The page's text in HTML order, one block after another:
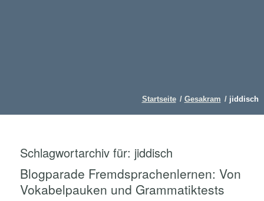
Startseite / Gesakram / jiddisch
Schlagwortarchiv für: jiddisch
Blogparade Fremdsprachenlernen: Von
Vokabelpauken und Grammatiktests